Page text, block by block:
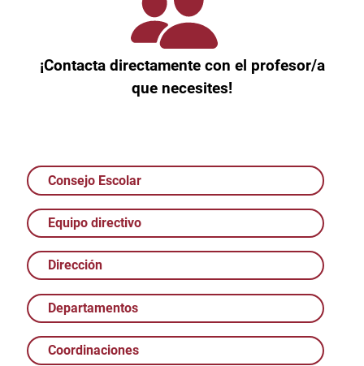
¡Contacta directamente con el profesor/a
que necesites!
Consejo Escolar
Equipo directivo
Dirección
Departamentos
Coordinaciones